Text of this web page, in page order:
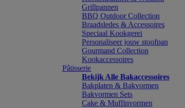
Grillpannen
BBQ Outdoor Collection
Braadsledes & Accessoires
Speciaal Kookgerei
Personaliseer jouw stoofpan
Gourmand Collection
Kookaccessoires
Pâtisserie
Bekijk Alle Bakaccessoires
Bakplaten & Bakvormen
Bakvormen Sets
Cake & Muffinvormen